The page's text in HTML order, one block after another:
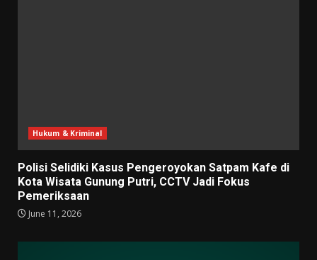
Hukum & Kriminal
Polisi Selidiki Kasus Pengeroyokan Satpam Kafe di
Kota Wisata Gunung Putri, CCTV Jadi Fokus
Pemeriksaan
June 11, 2026